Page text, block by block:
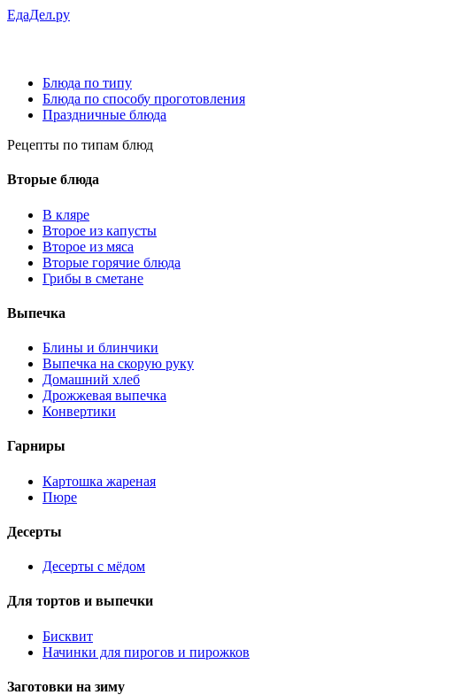
ЕдаДел.ру
Блюда по типу
Блюда по способу проготовления
Праздничные блюда
Рецепты по типам блюд
Вторые блюда
В кляре
Второе из капусты
Второе из мяса
Вторые горячие блюда
Грибы в сметане
Выпечка
Блины и блинчики
Выпечка на скорую руку
Домашний хлеб
Дрожжевая выпечка
Конвертики
Гарниры
Картошка жареная
Пюре
Десерты
Десерты с мёдом
Для тортов и выпечки
Бисквит
Начинки для пирогов и пирожков
Заготовки на зиму